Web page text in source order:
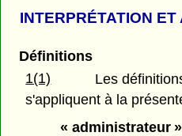
INTERPRÉTATION
Définitions
1(1)
Les
s'appliquent à la
« administrateur »